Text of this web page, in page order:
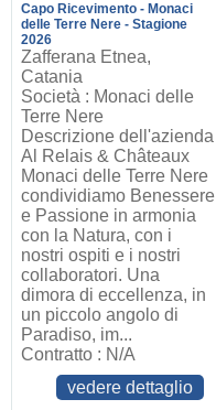
Capo Ricevimento - Monaci
delle Terre Nere - Stagione
2026
Zafferana Etnea,
Catania
Società : Monaci delle
Terre Nere
Descrizione dell'azienda
Al Relais & Châteaux
Monaci delle Terre Nere
condividiamo Benessere
e Passione in armonia
con la Natura, con i
nostri ospiti e i nostri
collaboratori. Una
dimora di eccellenza, in
un piccolo angolo di
Paradiso, im...
Contratto : N/A
vedere dettaglio